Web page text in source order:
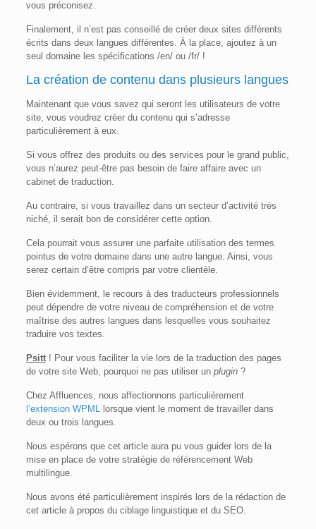
vous préconisez.
Finalement, il n’est pas conseillé de créer deux sites différents
écrits dans deux langues différentes. À la place, ajoutez à un
seul domaine les spécifications /en/ ou /fr/ !
La création de contenu dans plusieurs langues
Maintenant que vous savez qui seront les utilisateurs de votre
site, vous voudrez créer du contenu qui s’adresse
particulièrement à eux.
Si vous offrez des produits ou des services pour le grand public,
vous n’aurez peut-être pas besoin de faire affaire avec un
cabinet de traduction.
Au contraire, si vous travaillez dans un secteur d’activité très
niché, il serait bon de considérer cette option.
Cela pourrait vous assurer une parfaite utilisation des termes
pointus de votre domaine dans une autre langue. Ainsi, vous
serez certain d’être compris par votre clientèle.
Bien évidemment, le recours à des traducteurs professionnels
peut dépendre de votre niveau de compréhension et de votre
maîtrise des autres langues dans lesquelles vous souhaitez
traduire vos textes.
Psitt! Pour vous faciliter la vie lors de la traduction des pages
de votre site Web, pourquoi ne pas utiliser un plugin?
Chez Affluences, nous affectionnons particulièrement
l’extension WPMLlorsque vient le moment de travailler dans
deux ou trois langues.
Nous espérons que cet article aura pu vous guider lors de la
mise en place de votre stratégie de référencement Web
multilingue.
Nous avons été particulièrement inspirés lors de la rédaction de
cet article à propos du ciblage linguistique et du SEO.